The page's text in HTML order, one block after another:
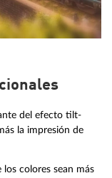
del efecto tilt-
la impresión de
colores sean más